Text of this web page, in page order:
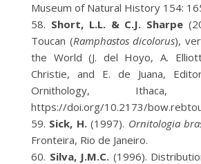
Museum of Natural History 154:
Short, L.L. & C.J. Sharpe
Toucan (Ramphastos dicolorus),
the World (J. del Hoyo, A.
Christie, and E. de Juana,
Ornithology,
https://doi.org/10.2173/
Sick, H.(1997). Ornitologia
Fronteira, Rio de Janeiro.
Silva, J.M.C. (1996).